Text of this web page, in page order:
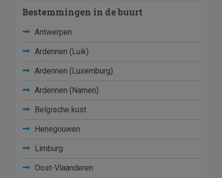
Bestemmingen in de buurt
Antwerpen
Ardennen (Luik)
Ardennen (Luxemburg)
Ardennen (Namen)
Belgische kust
Henegouwen
Limburg
Oost-Vlaanderen